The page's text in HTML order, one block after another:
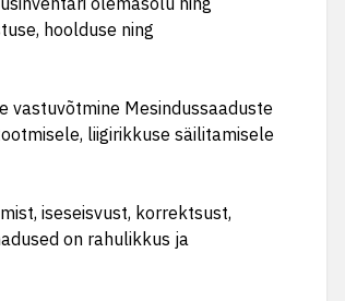
hoolduse ning
vastuvõtmine Mesindussaaduste
liigirikkuse säilitamisele
iseseisvust, korrektsust,
on rahulikkus ja